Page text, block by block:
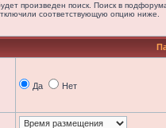
произведен поиск. Поиск в
соответствующую опцию ниже.
Да Нет